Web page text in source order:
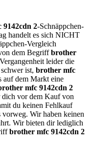
2-Schnäppchen-
handelt es sich NICHT
Vergleich
dem Begriffbrother
leider die
ist, brother mfc
auf dem Markt eine
mfc 9142cdn 2
dich vor dem Kauf von
du keinen Fehlkauf
Wir haben keinen
Wir bieten dir lediglich
brother mfc 9142cdn 2